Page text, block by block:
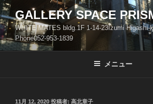
コ
ン
テ
ン
ツ
GALLERY SPACE
WHITE MATES bldg.1F 1-14-23Izumi Higashi-
Phone052-953-1839
メニュー
投
11月 12, 2020 投稿者: 高北章子